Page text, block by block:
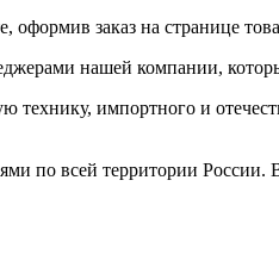
заказ на странице
нашей компании,
импортного и
по всей территории